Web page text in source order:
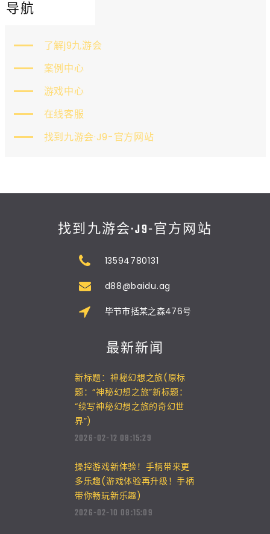
导航
了解j9九游会
案例中心
游戏中心
在线客服
找到九游会·J9-官方网站
找到九游会·J9-官方网站
13594780131
d88@baidu.ag
毕节市括某之森476号
最新新闻
新标题：神秘幻想之旅(原标
题：“神秘幻想之旅”新标题：
“续写神秘幻想之旅的奇幻世
界”)
2026-02-12 08:15:29
操控游戏新体验！手柄带来更
多乐趣(游戏体验再升级！手柄
带你畅玩新乐趣)
2026-02-10 08:15:09